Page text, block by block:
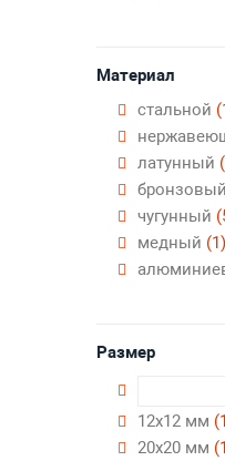
Материал
стальной
латунный
бронзовый
чугунный
медный (1)
Размер
12х12 мм
20х20 мм